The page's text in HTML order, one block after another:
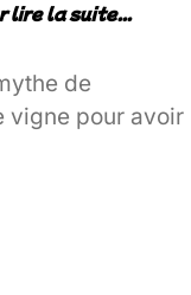
de
vigne pour avoir